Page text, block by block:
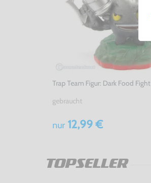
Trap Team Figur: Dark Food Fight
gebraucht
nur 12,99 €
TOPSELLER